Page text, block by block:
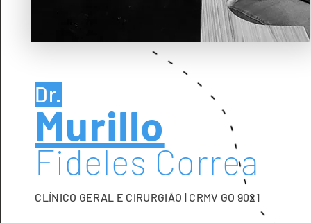
Dr.
Murillo
Fideles Correa
CLÍNICO GERAL E CIRURGIÃO | CRMV GO 9021